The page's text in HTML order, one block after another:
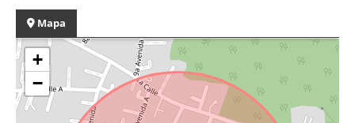
Mapa
+
−